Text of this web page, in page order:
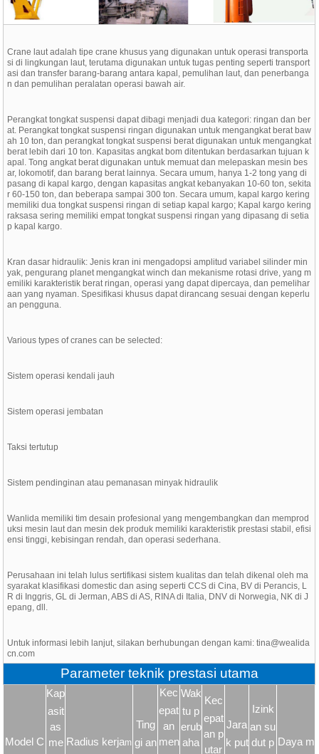
Crane laut adalah tipe crane khusus yang digunakan untuk operasi transporta
si di lingkungan laut, terutama digunakan untuk tugas penting seperti transport
asi dan transfer barang-barang antara kapal, pemulihan laut, dan penerbanga
n dan pemulihan peralatan operasi bawah air.
Perangkat tongkat suspensi dapat dibagi menjadi dua kategori: ringan dan ber
at. Perangkat tongkat suspensi ringan digunakan untuk mengangkat berat baw
ah 10 ton, dan perangkat tongkat suspensi berat digunakan untuk mengangkat
berat lebih dari 10 ton. Kapasitas angkat bom ditentukan berdasarkan tujuan k
apal. Tong angkat berat digunakan untuk memuat dan melepaskan mesin bes
ar, lokomotif, dan barang berat lainnya. Secara umum, hanya 1-2 tong yang di
pasang di kapal kargo, dengan kapasitas angkat kebanyakan 10-60 ton, sekita
r 60-150 ton, dan beberapa sampai 300 ton. Secara umum, kapal kargo kering
memiliki dua tongkat suspensi ringan di setiap kapal kargo; Kapal kargo kering
raksasa sering memiliki empat tongkat suspensi ringan yang dipasang di setia
p kapal kargo.
Kran dasar hidraulik: Jenis kran ini mengadopsi amplitud variabel silinder min
yak, pengurang planet mengangkat winch dan mekanisme rotasi drive, yang m
emiliki karakteristik berat ringan, operasi yang dapat dipercaya, dan pemelihar
aan yang nyaman. Spesifikasi khusus dapat dirancang sesuai dengan keperlu
an pengguna.
Various types of cranes can be selected:
Sistem operasi kendali jauh
Sistem operasi jembatan
Taksi tertutup
Sistem pendinginan atau pemanasan minyak hidraulik
Wanlida memiliki tim desain profesional yang mengembangkan dan memprod
uksi mesin laut dan mesin dek produk memiliki karakteristik prestasi stabil, efisi
ensi tinggi, kebisingan rendah, dan operasi sederhana.
Perusahaan ini telah lulus sertifikasi sistem kualitas dan telah dikenal oleh ma
syarakat klasifikasi domestic dan asing seperti CCS di Cina, BV di Perancis, L
R di Inggris, GL di Jerman, ABS di AS, RINA di Italia, DNV di Norwegia, NK di J
epang, dll.
Untuk informasi lebih lanjut, silakan berhubungan dengan kami: tina@wealida
cn.com
Parameter teknik prestasi utama
Model C
Kap
asit
as
me Radius kerjam
Ting
gi an
Kec
epat
an
men
Wak
tu p
erub
aha
Kec
epat
an p
utar
Jara
k put
Izink
an su
dut p Daya m